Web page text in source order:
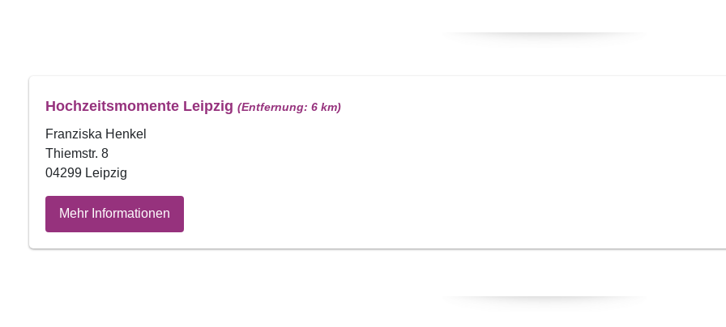
Hochzeitsmomente Leipzig (Entfernung: 6 km)
Franziska Henkel
Thiemstr. 8
04299 Leipzig
Mehr Informationen